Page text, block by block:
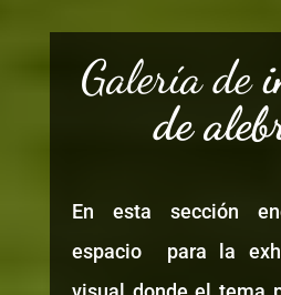
Galería de
de
En esta sección
espacio para la